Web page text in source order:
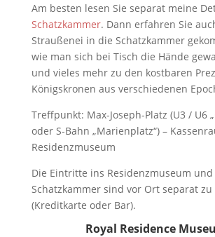
Am besten lesen Sie separat meine
Schatzkammer. Dann erfahren Sie
Straußenei in die Schatzkammer
wie man sich bei Tisch die Hände
und vieles mehr zu den kostbaren
Königskronen aus verschiedenen
Treffpunkt: Max-Joseph-Platz (U3 / U6
oder S-Bahn „Marienplatz“) –
Residenzmuseum
Die Eintritte ins Residenzmuseum
Schatzkammer sind vor Ort separat
(Kreditkarte oder Bar).
Royal Residence